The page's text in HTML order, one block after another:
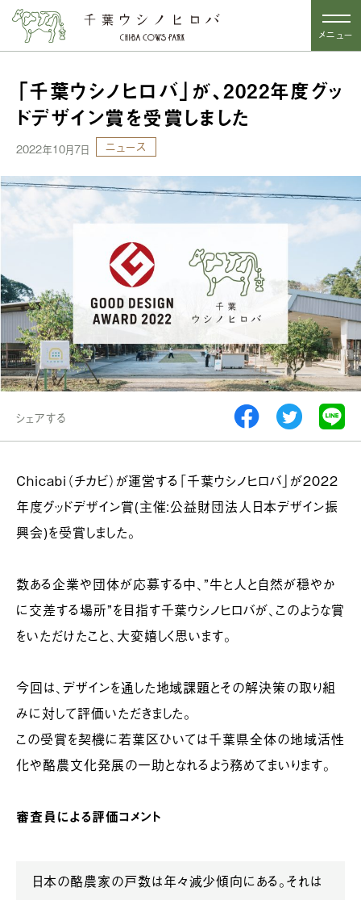
メニュー
「千葉ウシノヒロバ」が、2022年度グッ
ドデザイン賞を受賞しました
2022年10月7日 ニュース
シェアする
Chicabi（チカビ）が運営する「千葉ウシノヒロバ」が2022
年度グッドデザイン賞(主催:公益財団法人日本デザイン振
興会)を受賞しました。
数ある企業や団体が応募する中、”牛と人と自然が穏やか
に交差する場所”を目指す千葉ウシノヒロバが、このような賞
をいただけたこと、大変嬉しく思います。
今回は、デザインを通した地域課題とその解決策の取り組
みに対して評価いただきました。
この受賞を契機に若葉区ひいては千葉県全体の地域活性
化や酪農文化発展の一助となれるよう務めてまいります。
審査員による評価コメント
日本の酪農家の戸数は年々減少傾向にある。それは